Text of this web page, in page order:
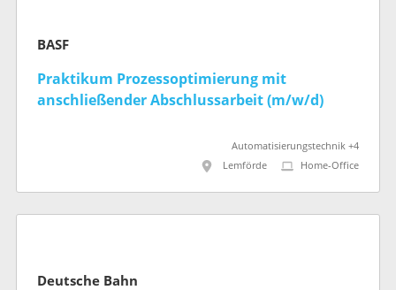
BASF
Praktikum Prozessoptimierung mit
anschließender Abschlussarbeit (m/w/d)
Automatisierungstechnik +4
Lemförde
Home-Office
Deutsche Bahn